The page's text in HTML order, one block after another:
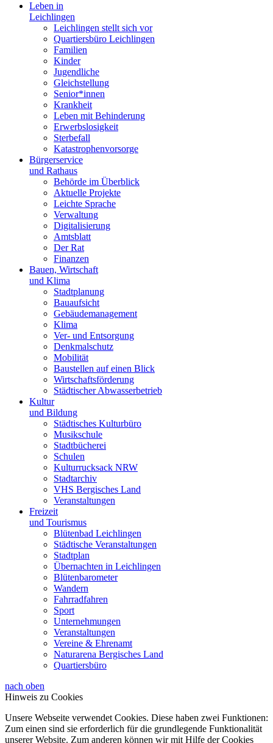
Leben in
Leichlingen
Leichlingen stellt sich vor
Quartiersbüro Leichlingen
Familien
Kinder
Jugendliche
Gleichstellung
Senior*innen
Krankheit
Leben mit Behinderung
Erwerbslosigkeit
Sterbefall
Katastrophenvorsorge
Bürgerservice
und Rathaus
Behörde im Überblick
Aktuelle Projekte
Leichte Sprache
Verwaltung
Digitalisierung
Amtsblatt
Der Rat
Finanzen
Bauen, Wirtschaft
und Klima
Stadtplanung
Bauaufsicht
Gebäudemanagement
Klima
Ver- und Entsorgung
Denkmalschutz
Mobilität
Baustellen auf einen Blick
Wirtschaftsförderung
Städtischer Abwasserbetrieb
Kultur
und Bildung
Städtisches Kulturbüro
Musikschule
Stadtbücherei
Schulen
Kulturrucksack NRW
Stadtarchiv
VHS Bergisches Land
Veranstaltungen
Freizeit
und Tourismus
Blütenbad Leichlingen
Städtische Veranstaltungen
Stadtplan
Übernachten in Leichlingen
Blütenbarometer
Wandern
Fahrradfahren
Sport
Unternehmungen
Veranstaltungen
Vereine & Ehrenamt
Naturarena Bergisches Land
Quartiersbüro
nach oben
Hinweis zu Cookies
Unsere Webseite verwendet Cookies. Diese haben zwei Funktionen:
Zum einen sind sie erforderlich für die grundlegende Funktionalität
unserer Website. Zum anderen können wir mit Hilfe der Cookies